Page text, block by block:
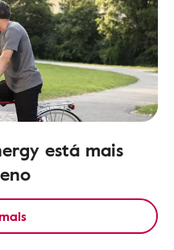
está mais